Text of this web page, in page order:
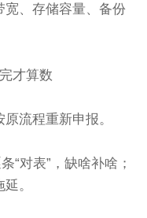
宽、存储容量、备份
才算数
流程重新申报。
“对表”，缺啥补啥；
。